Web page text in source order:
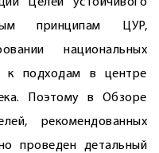
принципам ЦУР,
национальных
к подходам в центре
Поэтому в Обзоре
рекомендованных
проведен детальный